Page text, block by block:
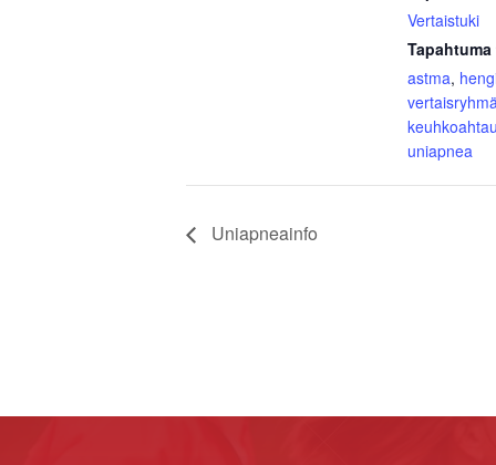
Vertaistuki
astma,
uniapnea
Uniapneainfo